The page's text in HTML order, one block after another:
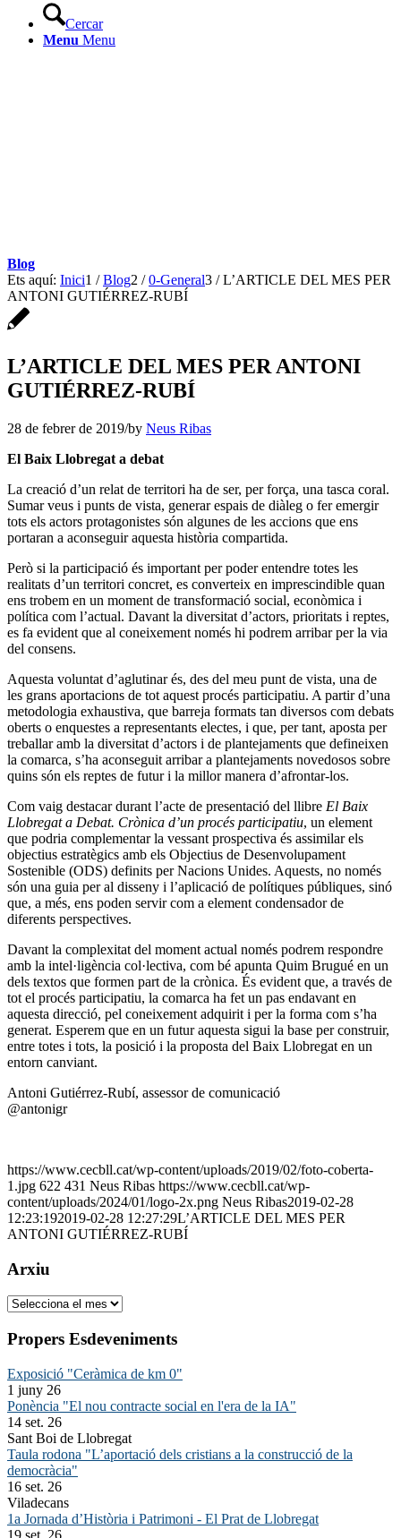
Cercar
Menu Menu
Blog
Ets aquí: Inici1 / Blog2 / 0-General3 / L’ARTICLE DEL MES PER
ANTONI GUTIÉRREZ-RUBÍ
L’ARTICLE DEL MES PER ANTONI
GUTIÉRREZ-RUBÍ
28 de febrer de 2019/by Neus Ribas
El Baix Llobregat a debat
La creació d’un relat de territori ha de ser, per força, una tasca coral.
Sumar veus i punts de vista, generar espais de diàleg o fer emergir
tots els actors protagonistes són algunes de les accions que ens
portaran a aconseguir aquesta història compartida.
Però si la participació és important per poder entendre totes les
realitats d’un territori concret, es converteix en imprescindible quan
ens trobem en un moment de transformació social, econòmica i
política com l’actual. Davant la diversitat d’actors, prioritats i reptes,
es fa evident que al coneixement només hi podrem arribar per la via
del consens.
Aquesta voluntat d’aglutinar és, des del meu punt de vista, una de
les grans aportacions de tot aquest procés participatiu. A partir d’una
metodologia exhaustiva, que barreja formats tan diversos com debats
oberts o enquestes a representants electes, i que, per tant, aposta per
treballar amb la diversitat d’actors i de plantejaments que defineixen
la comarca, s’ha aconseguit arribar a plantejaments novedosos sobre
quins són els reptes de futur i la millor manera d’afrontar-los.
Com vaig destacar durant l’acte de presentació del llibre El Baix
Llobregat a Debat. Crònica d’un procés participatiu, un element
que podria complementar la vessant prospectiva és assimilar els
objectius estratègics amb els Objectius de Desenvolupament
Sostenible (ODS) definits per Nacions Unides. Aquests, no només
són una guia per al disseny i l’aplicació de polítiques públiques, sinó
que, a més, ens poden servir com a element condensador de
diferents perspectives.
Davant la complexitat del moment actual només podrem respondre
amb la intel·ligència col·lectiva, com bé apunta Quim Brugué en un
dels textos que formen part de la crònica. És evident que, a través de
tot el procés participatiu, la comarca ha fet un pas endavant en
aquesta direcció, pel coneixement adquirit i per la forma com s’ha
generat. Esperem que en un futur aquesta sigui la base per construir,
entre totes i tots, la posició i la proposta del Baix Llobregat en un
entorn canviant.
Antoni Gutiérrez-Rubí, assessor de comunicació
@antonigr
https://www.cecbll.cat/wp-content/uploads/2019/02/foto-coberta-
1.jpg 622 431 Neus Ribas https://www.cecbll.cat/wp-
content/uploads/2024/01/logo-2x.png Neus Ribas2019-02-28
12:23:192019-02-28 12:27:29L’ARTICLE DEL MES PER
ANTONI GUTIÉRREZ-RUBÍ
Arxiu
Arxiu
Propers Esdeveniments
Exposició "Ceràmica de km 0"
1 juny 26
Ponència "El nou contracte social en l'era de la IA"
14 set. 26
Sant Boi de Llobregat
Taula rodona "L’aportació dels cristians a la construcció de la
democràcia"
16 set. 26
Viladecans
1a Jornada d’Història i Patrimoni - El Prat de Llobregat
19 set. 26